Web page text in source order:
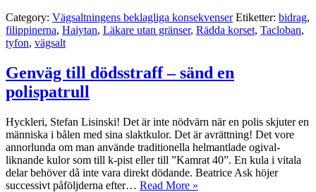
Category: Vägsaltningens beklagliga konsekvenser Etiketter: bidrag,
filippinerna, Haiytan, Läkare utan gränser, Rädda korset, Tacloban,
tyfon, vägsalt
Genväg till dödsstraff – sänd en
polispatrull
Hyckleri, Stefan Lisinski! Det är inte nödvärn när en polis skjuter en
människa i bålen med sina slaktkulor. Det är avrättning! Det vore
annorlunda om man använde traditionella helmantlade ogival-
liknande kulor som till k-pist eller till ”Kamrat 40”. En kula i vitala
delar behöver då inte vara direkt dödande. Beatrice Ask höjer
successivt påföljderna efter… Read More »